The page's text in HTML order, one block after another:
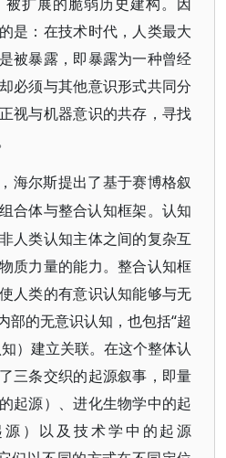
是：在技术时代，人类最大
被暴露，即暴露为一种曾经
必须与其他意识形式共同分
视与机器意识的共存，寻找
海尔斯提出了基于赛博格叙
体与整合认知框架。认知
人类认知主体之间的复杂互
质力量的能力。整合认知框
人类的有意识认知能够与无
部的无意识认知，也包括“超
）建立关联。在这个整体认
三条交织的起源叙事，即量
起源）、进化生物学中的起
）以及技术学中的起源